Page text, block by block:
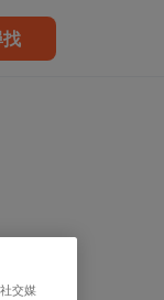
交媒